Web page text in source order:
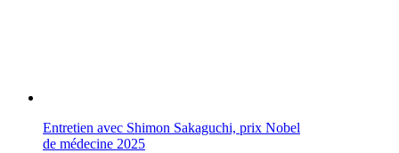
Entretien avec Shimon Sakaguchi, prix Nobel
de médecine 2025